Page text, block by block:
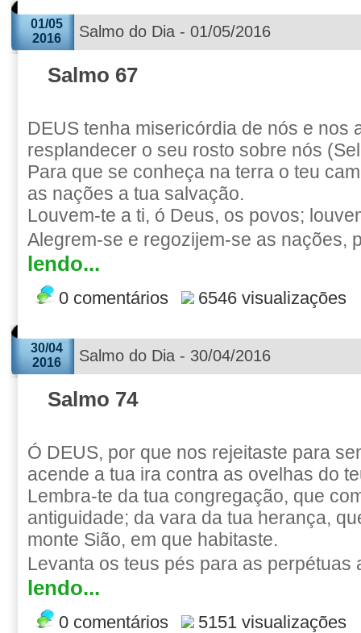
01/05
2016
Salmo do Dia - 01/05/2016
Salmo 67
DEUS tenha misericórdia de nós e nos
resplandecer o seu rosto sobre nós
Para que se conheça na terra o teu
as nações a tua salvação.
Louvem-te a ti, ó Deus, os povos;
Alegrem-se e regozijem-se as nações,
lendo...
0 comentários 6546 visualizações
30/04
2016
Salmo do Dia - 30/04/2016
Salmo 74
Ó DEUS, por que nos rejeitaste para
acende a tua ira contra as ovelhas do
Lembra-te da tua congregação, que
antiguidade; da vara da tua herança,
monte Sião, em que habitaste.
Levanta os teus pés para as perpétuas
lendo...
0 comentários 5151 visualizações